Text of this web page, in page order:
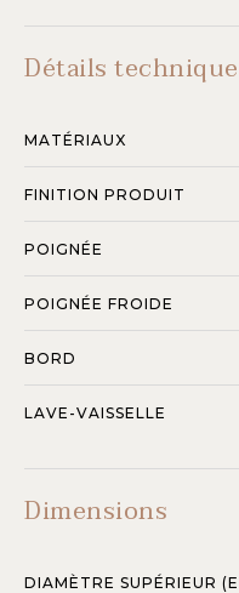
Détails
MATÉRIAUX
FINITION PRODUIT
POIGNÉE
POIGNÉE FROIDE
BORD
LAVE-VAISSELLE
Dimensions
DIAMÈTRE SUPÉRIEUR